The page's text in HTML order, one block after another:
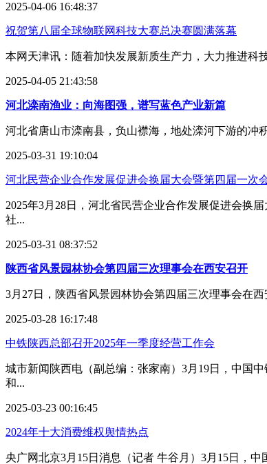
2025-04-06 16:48:37
祝贺第八届全球物联网科技大赛总决赛圆满落幕
本网天津讯：随着加快发展新质生产力，大力推进科
2025-04-05 21:43:58
河北滦南渔业：向海图强，谱写蓝色产业新篇
河北省唐山市滦南县，负山襟海，地处滦河下游的冲
2025-03-31 19:10:04
河北民营企业合作发展促进会换届大会暨第四届一次
2025年3月28日，河北省民营企业合作发展促进会换
社...
2025-03-31 08:37:52
陕西省风景园林协会第四届三次理事会在西安召开
3月27日，陕西省风景园林协会第四届三次理事会在
2025-03-28 16:17:48
中铁陕西总部召开2025年一季度经营工作会
城市新闻陕西电（副总编：张家南）3月19日，中国
和...
2025-03-23 00:16:45
2024年十大消费维权舆情热点
央广网北京3月15日消息（记者 牛谷月）3月15日，